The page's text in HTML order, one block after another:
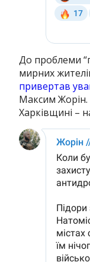
До проблеми
мирних
привертав
Максим
Харківщині –